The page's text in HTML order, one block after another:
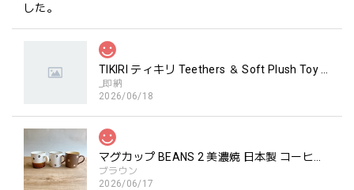
した。
_即納
2026/06/18
ブラウン
2026/06/17